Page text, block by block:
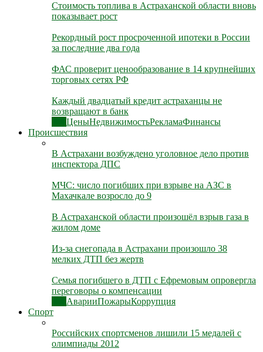
Стоимость топлива в Астраханской области вновь
показывает рост
Рекордный рост просроченной ипотеки в России
за последние два года
ФАС проверит ценообразование в 14 крупнейших
торговых сетях РФ
Каждый двадцатый кредит астраханцы не
возвращают в банк
ЦеныНедвижимостьРекламаФинансы
Происшествия
В Астрахани возбуждено уголовное дело против
инспектора ДПС
МЧС: число погибших при взрыве на АЗС в
Махачкале возросло до 9
В Астраханской области произошёл взрыв газа в
жилом доме
Из-за снегопада в Астрахани произошло 38
мелких ДТП без жертв
Семья погибшего в ДТП с Ефремовым опровергла
переговоры о компенсации
АварииПожарыКоррупция
Спорт
Российских спортсменов лишили 15 медалей с
олимпиады 2012